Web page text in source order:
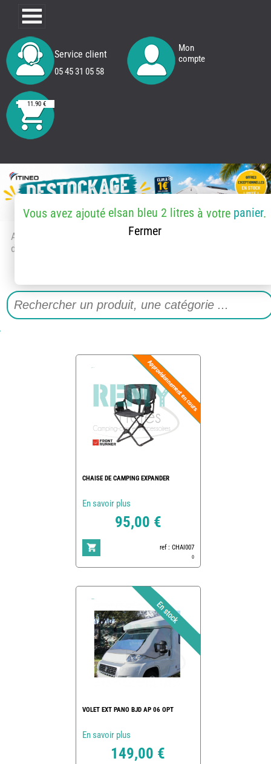
Service client
05 45 31 05 58
Mon
compte
11.90 €
Accueil
> Accessoires et pièces
détachées
Vous avez ajouté elsan bleu 2 litres à votre panier.
Fermer
CHAISE DE CAMPING EXPANDER
En savoir plus
95,00 €
ref : CHAI007
0
VOLET EXT PANO BJD AP 06 OPT
En savoir plus
149,00 €